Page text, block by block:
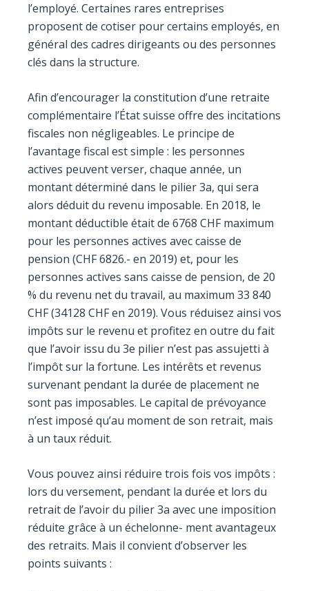
l’employé. Certaines rares entreprises
proposent de cotiser pour certains employés, en
général des cadres dirigeants ou des personnes
clés dans la structure.
Afin d’encourager la constitution d’une retraite
complémentaire l’État suisse offre des incitations
fiscales non négligeables. Le principe de
l’avantage fiscal est simple : les personnes
actives peuvent verser, chaque année, un
montant déterminé dans le pilier 3a, qui sera
alors déduit du revenu imposable. En 2018, le
montant déductible était de 6768 CHF maximum
pour les personnes actives avec caisse de
pension (CHF 6826.- en 2019) et, pour les
personnes actives sans caisse de pension, de 20
% du revenu net du travail, au maximum 33 840
CHF (34128 CHF en 2019). Vous réduisez ainsi vos
impôts sur le revenu et profitez en outre du fait
que l’avoir issu du 3e pilier n’est pas assujetti à
l’impôt sur la fortune. Les intérêts et revenus
survenant pendant la durée de placement ne
sont pas imposables. Le capital de prévoyance
n’est imposé qu’au moment de son retrait, mais
à un taux réduit.
Vous pouvez ainsi réduire trois fois vos impôts :
lors du versement, pendant la durée et lors du
retrait de l’avoir du pilier 3a avec une imposition
réduite grâce à un échelonne- ment avantageux
des retraits. Mais il convient d’observer les
points suivants :